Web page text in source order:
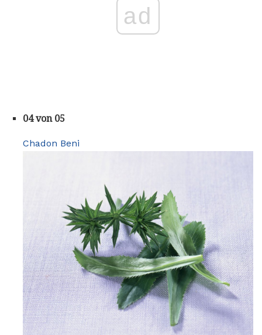
ad
04 von 05
Chadon Beni